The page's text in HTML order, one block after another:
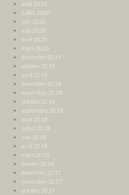
août 2020
juillet 2020
juin 2020
mai 2020
avril 2020
mars 2020
décembre 2019
octobre 2019
avril 2019
décembre 2018
novembre 2018
octobre 2018
septembre 2018
août 2018
juillet 2018
mai 2018
avril 2018
mars 2018
janvier 2018
décembre 2017
novembre 2017
octobre 2017